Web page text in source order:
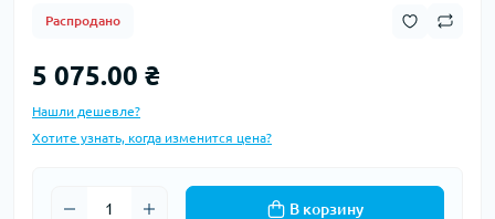
Распродано
5 075.00 ₴
Нашли дешевле?
Хотите узнать, когда изменится цена?
В корзину